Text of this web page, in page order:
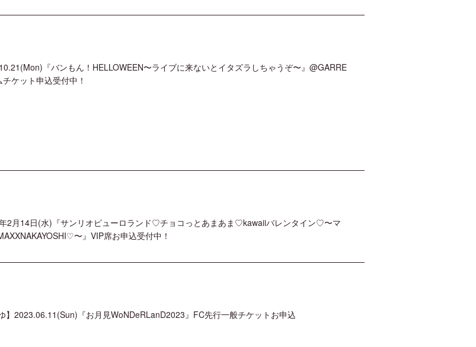
『バンもん！HELLOWEEN〜ライブに来ないとイタズラしちゃうぞ〜』@GARRE
ケット申込受付中！
年2月14日(水)『サンリオピューロランド♡チョコっとあまあま♡kawaiiバレンタイン♡〜マ
〜』VIP席お申込受付中！
】2023.06.11(Sun)『お月見WoNDeRLanD2023』FC先行一般チケットお申込